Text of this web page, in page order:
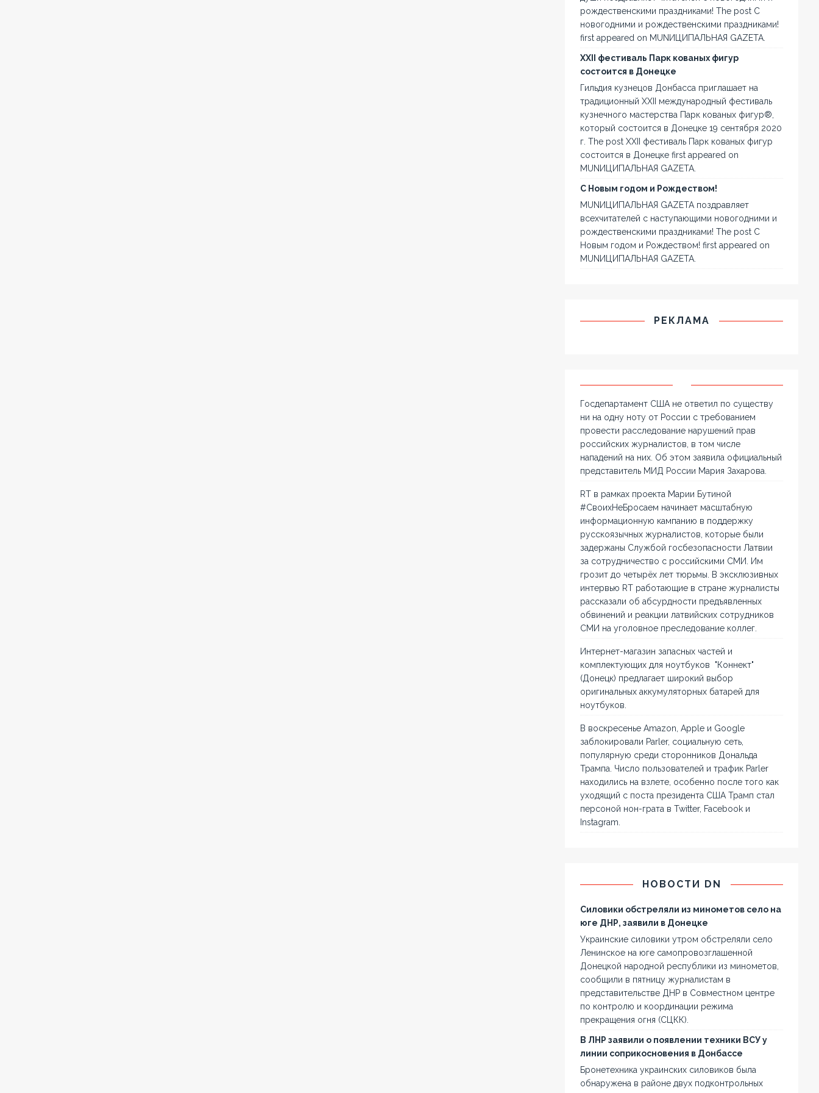
рождественскими праздниками! The post С
новогодними и рождественскими праздниками!
first appeared on MUNИЦИПАЛЬНАЯ GAZЕТА.
XXII фестиваль Парк кованых фигур
состоится в Донецке
Гильдия кузнецов Донбасса приглашает на
традиционный XXII международный фестиваль
кузнечного мастерства Парк кованых фигур®,
который состоится в Донецке 19 сентября 2020
г. The post XXII фестиваль Парк кованых фигур
состоится в Донецке first appeared on
MUNИЦИПАЛЬНАЯ GAZЕТА.
С Новым годом и Рождеством!
MUNИЦИПАЛЬНАЯ GAZЕТА поздравляет
всехчитателей с наступающими новогодними и
рождественскими праздниками! The post С
Новым годом и Рождеством! first appeared on
MUNИЦИПАЛЬНАЯ GAZЕТА.
РЕКЛАМА
Госдепартамент США не ответил по существу
ни на одну ноту от России с требованием
провести расследование нарушений прав
российских журналистов, в том числе
нападений на них. Об этом заявила официальный
представитель МИД России Мария Захарова.
RT в рамках проекта Марии Бутиной
#СвоихНеБросаем начинает масштабную
информационную кампанию в поддержку
русскоязычных журналистов, которые были
задержаны Службой госбезопасности Латвии
за сотрудничество с российскими СМИ. Им
грозит до четырёх лет тюрьмы. В эксклюзивных
интервью RT работающие в стране журналисты
рассказали об абсурдности предъявленных
обвинений и реакции латвийских сотрудников
СМИ на уголовное преследование коллег.
Интернет-магазин запасных частей и
комплектующих для ноутбуков "Коннект"
(Донецк) предлагает широкий выбор
оригинальных аккумуляторных батарей для
ноутбуков.
В воскресенье Amazon, Apple и Google
заблокировали Parler, социальную сеть,
популярную среди сторонников Дональда
Трампа. Число пользователей и трафик Parler
находились на взлете, особенно после того как
уходящий с поста президента США Трамп стал
персоной нон-грата в Twitter, Facebook и
Instagram.
НОВОСТИ DN
Силовики обстреляли из минометов село на
юге ДНР, заявили в Донецке
Украинские силовики утром обстреляли село
Ленинское на юге самопровозглашенной
Донецкой народной республики из минометов,
сообщили в пятницу журналистам в
представительстве ДНР в Совместном центре
по контролю и координации режима
прекращения огня (СЦКК).
В ЛНР заявили о появлении техники ВСУ у
линии соприкосновения в Донбассе
Бронетехника украинских силовиков была
обнаружена в районе двух подконтрольных